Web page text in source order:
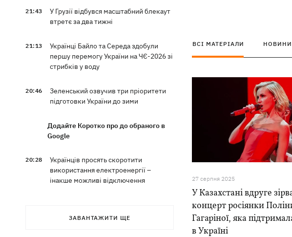
21:43
У Грузії відбувся масштабний блекаут
втретє за два тижні
21:13
Українці Байло та Середа здобули
першу перемогу України на ЧЄ-2026 зі
стрибків у воду
20:46
Зеленський озвучив три пріоритети
підготовки України до зими
Додайте Коротко про до обраного в
Google
20:28
Українців просять скоротити
використання електроенергії –
інакше можливі відключення
блискавки просто на полі
ЗАВАНТАЖИТИ ЩЕ
ВСІ МАТЕРІАЛИ НОВИНИ
27 серпня 2025
У Казахстані вдруге
концерт росіянки
Гагаріної, яка
в Україні